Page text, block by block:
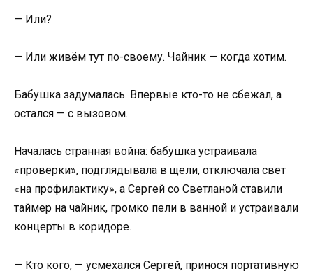
— Или?
— Или живём тут по-своему. Чайник — когда хотим.
Бабушка задумалась. Впервые кто-то не сбежал, а
остался — с вызовом.
Началась странная война: бабушка устраивала
«проверки», подглядывала в щели, отключала свет
«на профилактику», а Сергей со Светланой ставили
таймер на чайник, громко пели в ванной и устраивали
концерты в коридоре.
— Кто кого, — усмехался Сергей, принося портативную